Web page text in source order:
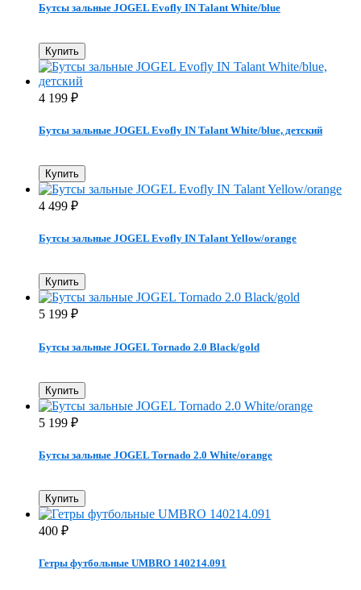
Бутсы зальные JOGEL Evofly IN Talant White/blue
Купить
4 199 ₽
Бутсы зальные JOGEL Evofly IN Talant White/blue, детский
Купить
4 499 ₽
Бутсы зальные JOGEL Evofly IN Talant Yellow/orange
Купить
5 199 ₽
Бутсы зальные JOGEL Tornado 2.0 Black/gold
Купить
5 199 ₽
Бутсы зальные JOGEL Tornado 2.0 White/orange
Купить
400 ₽
Гетры футбольные UMBRO 140214.091